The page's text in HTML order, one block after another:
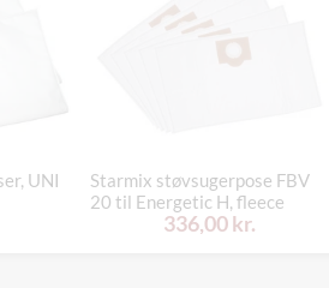
UNI
Starmix støvsugerpose FBV
20 til Energetic H, fleece
336,00 kr.